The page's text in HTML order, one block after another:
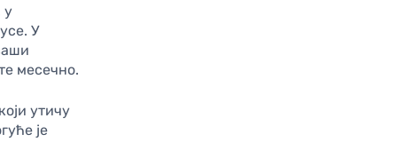
у
У
месечно.
утичу
је